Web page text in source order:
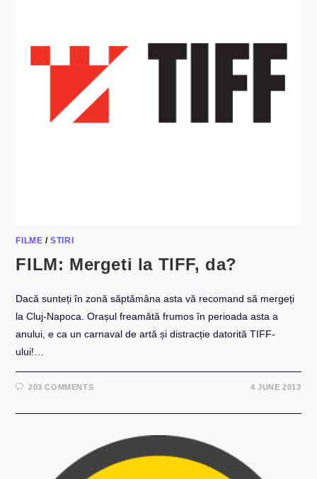
FILME /STIRI
FILM: Mergeti la TIFF, da?
Dacă sunteți în zonă săptămâna asta vă recomand să mergeți
la Cluj-Napoca. Orașul freamătă frumos în perioada asta a
anului, e ca un carnaval de artă și distracție datorită TIFF-
ului!…
203 COMMENTS 4 JUNE 2013